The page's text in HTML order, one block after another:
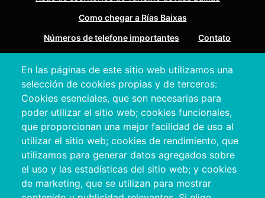
En las páginas de este sitio web utilizamos una
selección de cookies propias y de terceros:
Cookies esenciales, que son necesarias para
poder utilizar el sitio web; cookies funcionales,
que proporcionan una mejor facilidad de uso al
utilizar el sitio web; cookies de rendimiento, que
utilizamos para generar datos agregados sobre
el uso y las estadísticas del sitio web; y cookies
de marketing, que se utilizan para mostrar
Como chegar a Rías Baixas
Números de telefone importantes
Contato
Pazo Deputación Provincial. Avda. Montero Ríos, s/n - 36071
Pontevedra
+34 986 804 100 | +34 986 804 124